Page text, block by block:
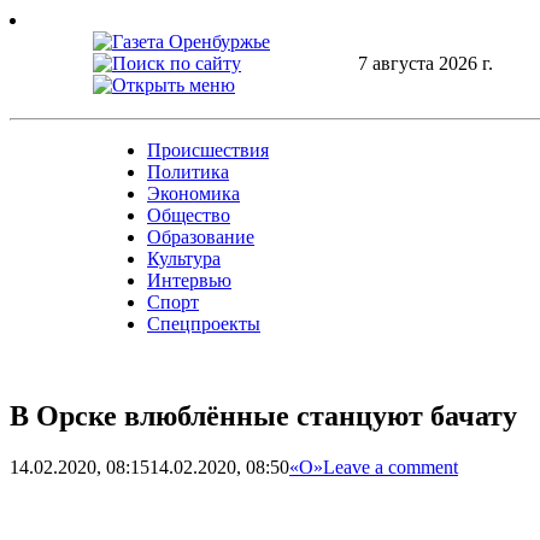
Skip
7 августа 2026 г.
Происшествия
Политика
Экономика
Общество
Образование
Культура
Интервью
Спорт
Спецпроекты
В Орске влюблённые станцуют бачату
14.02.2020, 08:1514.02.2020, 08:50«О»Leave a comment